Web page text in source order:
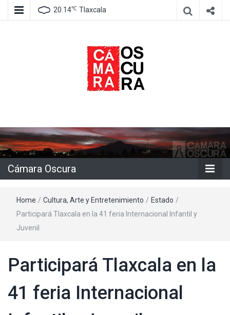
20.14℃ Tlaxcala
Cámara
Oscura
Cámara Oscura
Home / Cultura, Arte y Entretenimiento / Estado /
Participará Tlaxcala en la 41 feria Internacional Infantil y
Juvenil
Participará Tlaxcala en la
41 feria Internacional